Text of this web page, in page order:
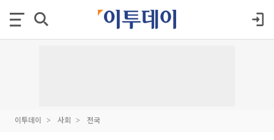
이투데이 사회 전국